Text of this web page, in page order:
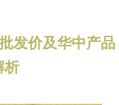
发价及华中产品
析